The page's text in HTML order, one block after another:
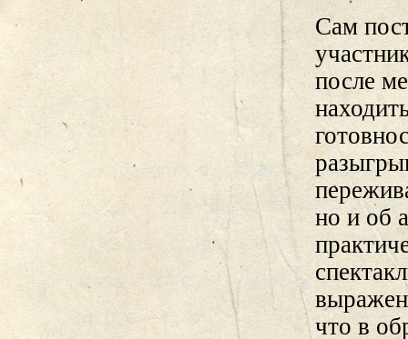
Сам
после
но и об
что в